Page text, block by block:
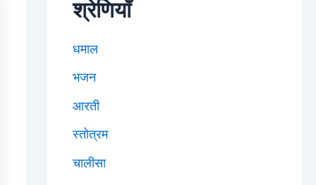
श्रेणियाँ
धमाल
भजन
आरती
स्तोत्रम
चालीसा